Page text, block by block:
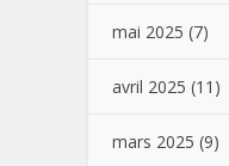
mai 2025 (7)
avril 2025 (11)
mars 2025 (9)